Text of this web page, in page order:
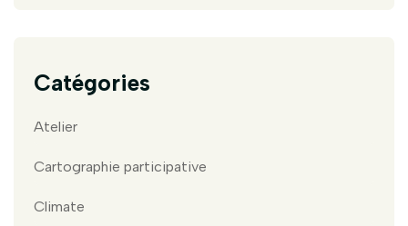
Catégories
Atelier
Cartographie participative
Climate